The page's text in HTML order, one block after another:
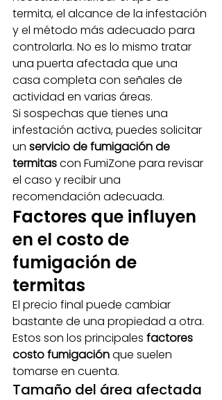
termita, el alcance de la infestación
y el método más adecuado para
controlarla. No es lo mismo tratar
una puerta afectada que una
casa completa con señales de
actividad en varias áreas.
Si sospechas que tienes una
infestación activa, puedes solicitar
un servicio de fumigación de
termitas con FumiZone para revisar
el caso y recibir una
recomendación adecuada.
Factores que influyen
en el costo de
fumigación de
termitas
El precio final puede cambiar
bastante de una propiedad a otra.
Estos son los principales factores
costo fumigación que suelen
tomarse en cuenta.
Tamaño del área afectada